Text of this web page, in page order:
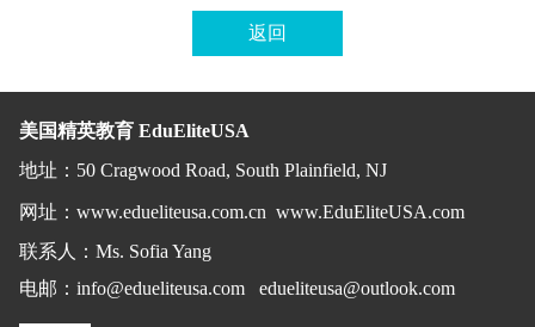
返回
美国精英教育 EduEliteUSA
地址 ： 50 Cragwood Road, South Plainfield, NJ
网址： www.edueliteusa.com.cn www.EduEliteUSA.com
联系人：Ms. Sofia Yang
电邮 ： info@edueliteusa.com edueliteusa@outlook.com